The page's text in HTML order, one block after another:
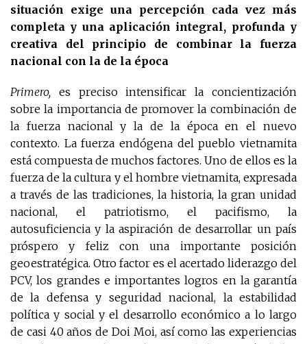
situación exige una percepción cada vez más
completa y una aplicación integral, profunda y
creativa del principio de combinar la fuerza
nacional con la de la época
Primero, es preciso intensificar la concientización
sobre la importancia de promover la combinación de
la fuerza nacional y la de la época en el nuevo
contexto. La fuerza endógena del pueblo vietnamita
está compuesta de muchos factores. Uno de ellos es la
fuerza de la cultura y el hombre vietnamita, expresada
a través de las tradiciones, la historia, la gran unidad
nacional, el patriotismo, el pacifismo, la
autosuficiencia y la aspiración de desarrollar un país
próspero y feliz con una importante posición
geoestratégica. Otro factor es el acertado liderazgo del
PCV, los grandes e importantes logros en la garantía
de la defensa y seguridad nacional, la estabilidad
política y social y el desarrollo económico a lo largo
de casi 40 años de Doi Moi, así como las experiencias